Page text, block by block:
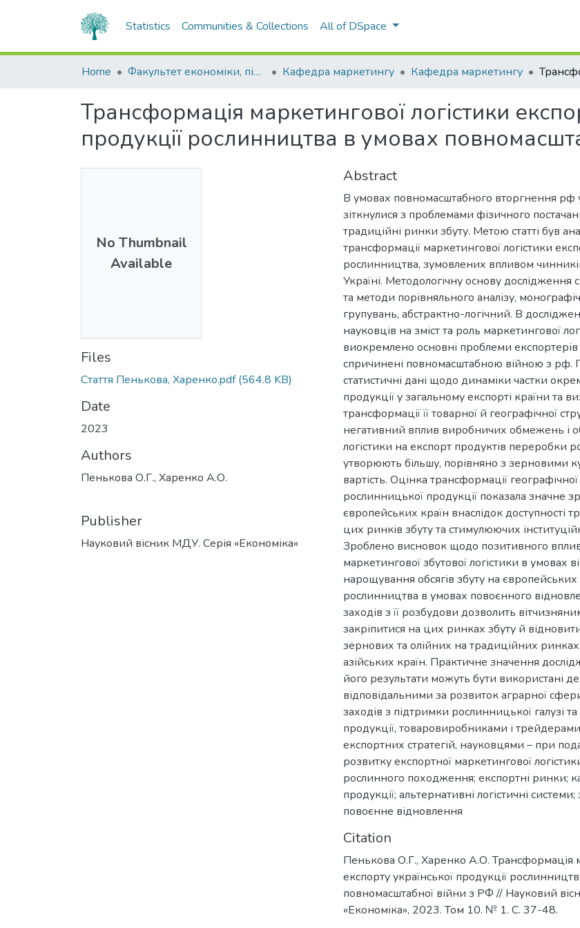
Statistics Communities & Collections All of DSpace
Home Факультет економіки, підприємництва та інформаційних технологій Кафедра маркетингу Кафедра маркетингу
Трансформація маркетингової логістики
продукції рослинництва в умовах
No Thumbnail
Available
Files
Стаття Пенькова, Харенко.pdf (564.8 KB)
Date
2023
Authors
Пенькова О.Г., Харенко А.О.
Publisher
Науковий вісник МДУ. Серія «Економіка»
Abstract
В умовах повномасштабного вторгнення рф
зіткнулися з проблемами фізичного
традиційні ринки збуту. Метою статті був
трансформації маркетингової логістики
рослинництва, зумовлених впливом
Україні. Методологічну основу дослідження
та методи порівняльного аналізу,
групувань, абстрактно-логічний. В
науковців на зміст та роль маркетингової
виокремлено основні проблеми
спричинені повномасштабною війною з рф.
статистичні дані щодо динаміки частки
продукції у загальному експорті країни та
трансформації її товарної й географічної
негативний вплив виробничих обмежень і
логістики на експорт продуктів переробки
утворюють більшу, порівняно з зерновими
вартість. Оцінка трансформації
рослинницької продукції показала значне
європейських країн внаслідок доступності
цих ринків збуту та стимулюючих
Зроблено висновок щодо позитивного
маркетингової збутової логістики в умовах
нарощування обсягів збуту на
рослинництва в умовах повоєнного
заходів з її розбудови дозволить
закріпитися на цих ринках збуту й
зернових та олійних на традиційних
азійських країн. Практичне значення
його результати можуть бути використані
відповідальними за розвиток аграрної
заходів з підтримки рослинницької галузі
продукції, товаровиробниками і
експортних стратегій, науковцями – при
розвитку експортної маркетингової
рослинного походження; експортні ринки;
продукції; альтернативні логістичні
повоєнне відновлення
Citation
Пенькова О.Г., Харенко А.О. Трансформація
експорту української продукції
повномасштабної війни з РФ // Науковий
«Економіка», 2023. Том 10. № 1. С. 37-48.